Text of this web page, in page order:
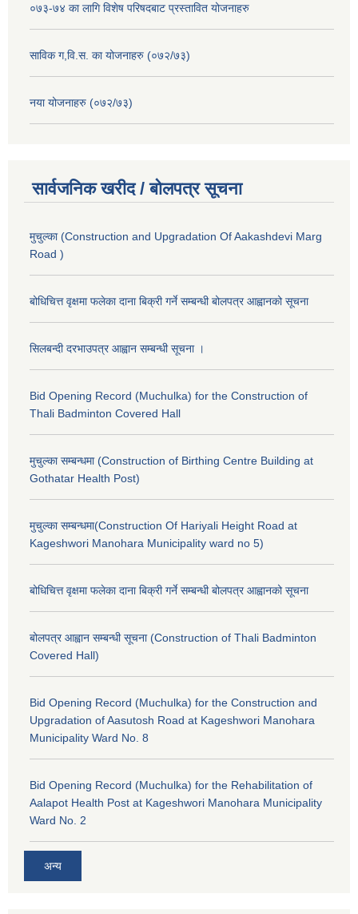
०७३-७४ का लागि विशेष परिषदबाट प्रस्तावित योजनाहरु
साविक ग,वि.स. का योजनाहरु (०७२/७३)
नया योजनाहरु (०७२/७३)
सार्वजनिक खरीद / बोलपत्र सूचना
मुचुल्का (Construction and Upgradation Of Aakashdevi Marg
Road )
बोधिचित्त वृक्षमा फलेका दाना बिक्री गर्ने सम्बन्धी बोलपत्र आह्वानको सूचना
सिलबन्दी दरभाउपत्र आह्वान सम्बन्धी सूचना ।
Bid Opening Record (Muchulka) for the Construction of
Thali Badminton Covered Hall
मुचुल्का सम्बन्धमा (Construction of Birthing Centre Building at
Gothatar Health Post)
मुचुल्का सम्बन्धमा(Construction Of Hariyali Height Road at
Kageshwori Manohara Municipality ward no 5)
बोधिचित्त वृक्षमा फलेका दाना बिक्री गर्ने सम्बन्धी बोलपत्र आह्वानको सूचना
बोलपत्र आह्वान सम्बन्धी सूचना (Construction of Thali Badminton
Covered Hall)
Bid Opening Record (Muchulka) for the Construction and
Upgradation of Aasutosh Road at Kageshwori Manohara
Municipality Ward No. 8
Bid Opening Record (Muchulka) for the Rehabilitation of
Aalapot Health Post at Kageshwori Manohara Municipality
Ward No. 2
अन्य